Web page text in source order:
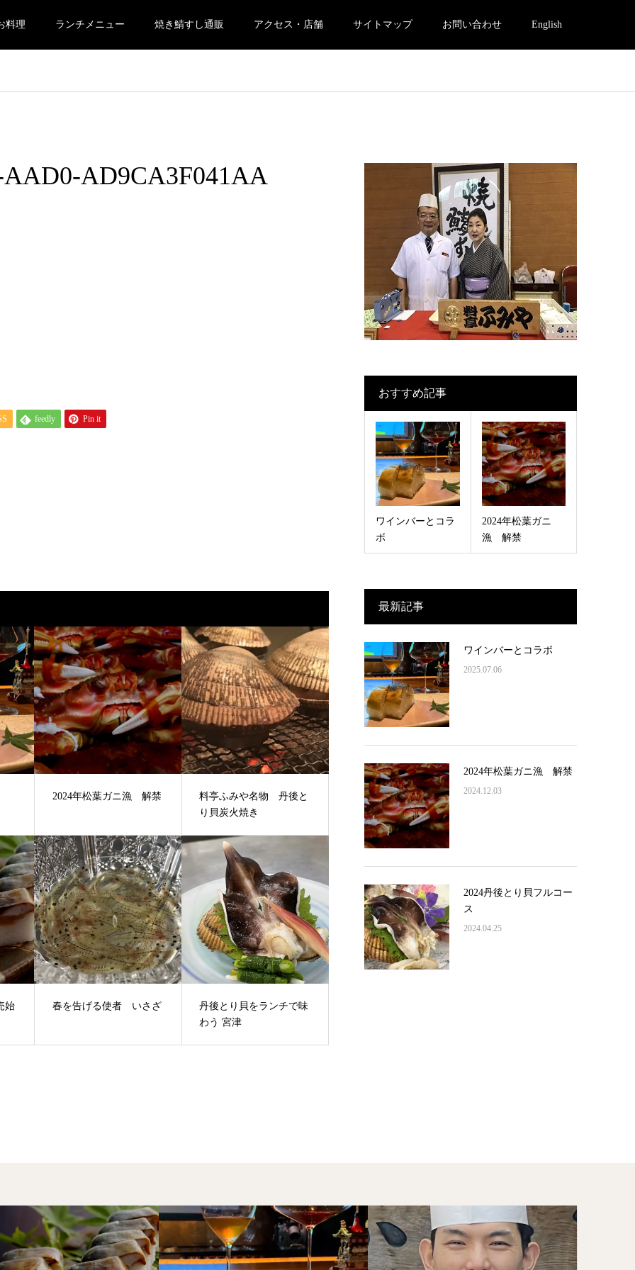
料理 ランチメニュー 焼き鯖すし通販 アクセス・店舗 サイトマップ お問い合わせ English
AD9CA3F041AA
feedly Pin it
2024年松葉ガニ漁 解禁
料亭ふみや名物 丹後と
り貝炭火焼き
始 春を告げる使者 いさざ
丹後とり貝をランチで味
わう 宮津
おすすめ記事
ワインバーとコラ
ボ
2024年松葉ガニ
漁 解禁
最新記事
ワインバーとコラボ
2025.07.06
2024年松葉ガニ漁 解禁
2024.12.03
2024丹後とり貝フルコー
ス
2024.04.25